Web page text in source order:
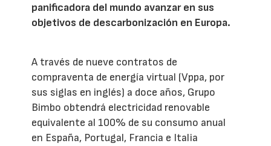
panificadora del mundo avanzar en sus
objetivos de descarbonización en Europa.
A través de nueve contratos de
compraventa de energía virtual (Vppa, por
sus siglas en inglés) a doce años, Grupo
Bimbo obtendrá electricidad renovable
equivalente al 100% de su consumo anual
en España, Portugal, Francia e Italia